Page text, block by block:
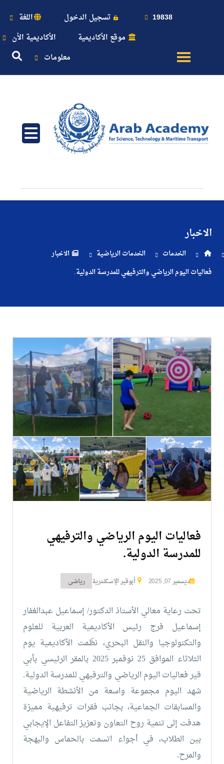
19838 تسجيل الدخول
اللغة
موقع الأكاديمية
الأكاديمية الأن
معلومات
عن
النقل
القبول
والتسجيل
الدراسات
الأكاديمية
طلبة
الأكاديمية
البحث
العلمي
التدريب
والخدمة
الإستشارات
الكليات المقرات الحياة
بالأكاديمية
المراكز المعاهدالمجمعاتالعمادات
تواصل
معنا
خريطة
الموقع
الاخبار
الخدمات الخدمات الرياضية
الاخبار
فعاليات اليوم الرياضي والترفيهي للمدرسة الدولية.
فعاليات اليوم الرياضي والترفيهي
للمدرسة الدولية.
ديسمبر 07, 2025 أبوقير الإسكندرية رياضى
تحت رعاية معالي الأستاذ الدكتور/ إسماعيل عبدالغفار
إسماعيل فرج رئيس الأكاديمية العربية للعلوم
والتكنولوجيا والنقل البحري، نظّمت الأكاديمية يوم
الثلاثاء الموافق 25 نوفمبر 2025 بالمقر الرئيسي بأبي
قير فعاليات اليوم الرياضي والترفيهي للمدرسة الدولية.
شهد اليوم مجموعة واسعة من الأنشطة الرياضية
والمسابقات الجماعية، بجانب فقرات ترفيهية مميزة
هدفت إلى تنمية روح التعاون وتعزيز التفاعل الإيجابي
بين الطلاب، في أجواء اتسمت بالحماس والبهجة
والمرح.